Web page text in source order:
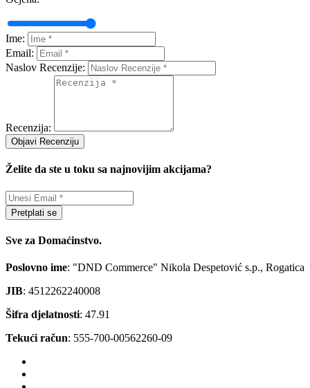
Ime:
Email:
Naslov Recenzije:
Recenzija:
Objavi Recenziju
Želite da ste u toku sa najnovijim akcijama?
Pretplati se
Sve za Domaćinstvo.
Poslovno ime: "DND Commerce" Nikola Despetović s.p., Rogatica
JIB: 4512262240008
Šifra djelatnosti: 47.91
Tekući račun: 555-700-00562260-09